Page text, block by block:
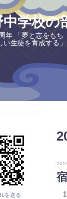
中学校の
年 「夢と志をも
生徒を育成する」
を送る
1